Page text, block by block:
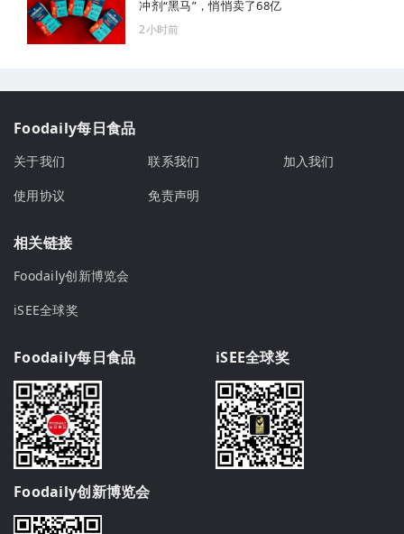
冲剂“黑马”，悄悄卖了68亿
2小时前
Foodaily每日食品
关于我们 联系我们
加入我们
使用协议
免责声明
相关链接
Foodaily创新博览会
iSEE全球奖
Foodaily每日食品 iSEE全球奖
Foodaily创新博览会